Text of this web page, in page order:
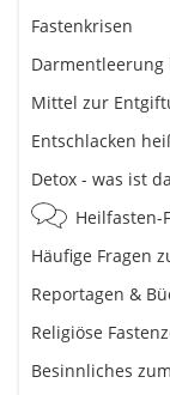
Fastenkrisen
Mittel zur
Entschlacken
Detox - was ist
Heilfasten-
Häufige Fragen
Reportagen &
Religiöse
Besinnliches